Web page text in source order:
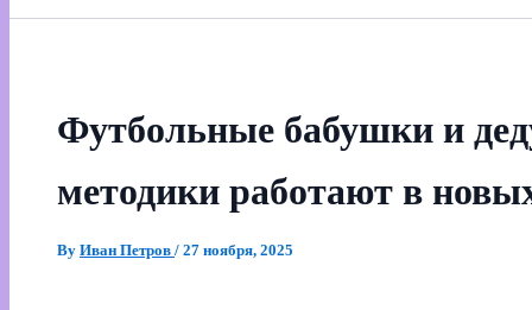
Футбольные бабушки и
методики работают в
By Иван Петров / 27 ноября, 2025